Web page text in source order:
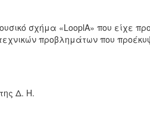
σχήμα «LooplA» που είχε
προβλημάτων που
Δ. Η.